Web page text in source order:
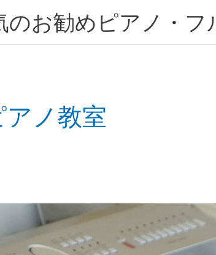
のお勧めピアノ・フ
ノ教室